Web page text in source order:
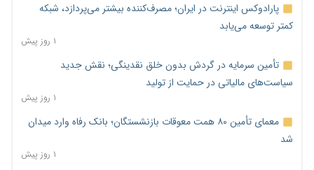
پارادوکس اینترنت در ایران؛ مصرف‌کننده بیشتر می‌پردازد، شبکه
کمتر توسعه می‌یابد
۱ روز پیش
تأمین سرمایه در گردش بدون خلق نقدینگی؛ نقش جدید
سیاست‌های مالیاتی در حمایت از تولید
۱ روز پیش
معمای تأمین ۸۰ همت معوقات بازنشستگان؛ بانک رفاه وارد میدان
شد
۱ روز پیش